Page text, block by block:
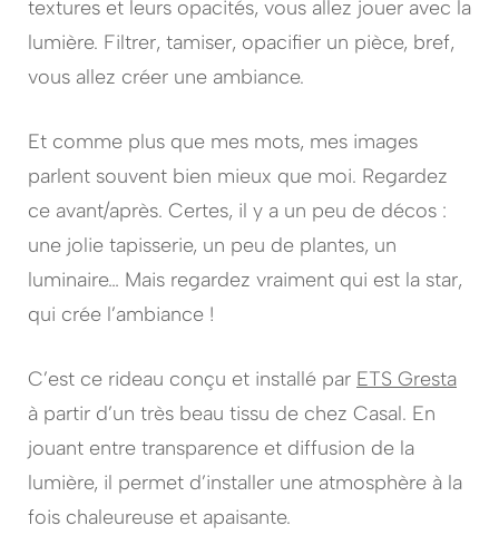
textures et leurs opacités, vous allez jouer avec la
lumière. Filtrer, tamiser, opacifier un pièce, bref,
vous allez créer une ambiance.
Et comme plus que mes mots, mes images
parlent souvent bien mieux que moi. Regardez
ce avant/après. Certes, il y a un peu de décos :
une jolie tapisserie, un peu de plantes, un
luminaire… Mais regardez vraiment qui est la star,
qui crée l’ambiance !
C’est ce rideau conçu et installé par ETS Gresta
à partir d’un très beau tissu de chez Casal. En
jouant entre transparence et diffusion de la
lumière, il permet d’installer une atmosphère à la
fois chaleureuse et apaisante.